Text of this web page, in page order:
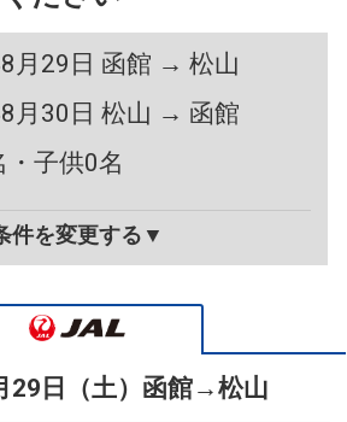
月29日 函館 → 松山
月30日 松山 → 函館
・子供0名
件を変更する▼
日（土） 函館→松山